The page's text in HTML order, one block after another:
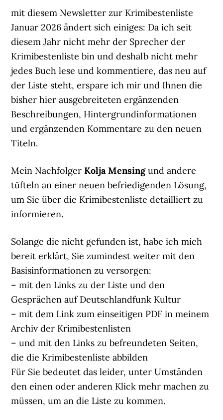
mit diesem Newsletter zur Krimibestenliste
Januar 2026 ändert sich einiges: Da ich seit
diesem Jahr nicht mehr der Sprecher der
Krimibestenliste bin und deshalb nicht mehr
jedes Buch lese und kommentiere, das neu auf
der Liste steht, erspare ich mir und Ihnen die
bisher hier ausgebreiteten ergänzenden
Beschreibungen, Hintergrundinformationen
und ergänzenden Kommentare zu den neuen
Titeln.
Mein NachfolgerKolja Mensingund andere
tüfteln an einer neuen befriedigenden Lösung,
um Sie über die Krimibestenliste detailliert zu
informieren.
Solange die nicht gefunden ist, habe ich mich
bereit erklärt, Sie zumindest weiter mit den
Basisinformationen zu versorgen:
– mit den Links zu der Liste und den
Gesprächen auf Deutschlandfunk Kultur
– mit dem Link zum einseitigen PDF in meinem
Archiv der Krimibestenlisten
– und mit den Links zu befreundeten Seiten,
die die Krimibestenliste abbilden
Für Sie bedeutet das leider, unter Umständen
den einen oder anderen Klick mehr machen zu
müssen, um an die Liste zu kommen.